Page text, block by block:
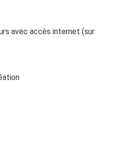
avec accès internet (sur